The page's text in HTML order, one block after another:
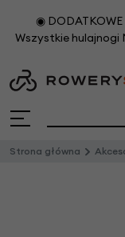
◉
Wszystkie hulajnogi
Strona główna